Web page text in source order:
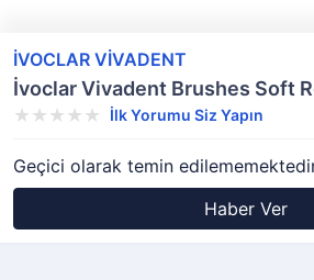
İVOCLAR VİVADENT
İvoclar Vivadent Brushes Soft
İlk Yorumu Siz Yapın
Geçici olarak temin
Haber Ver